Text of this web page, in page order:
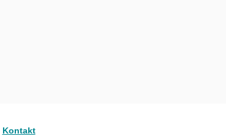
Kontakt